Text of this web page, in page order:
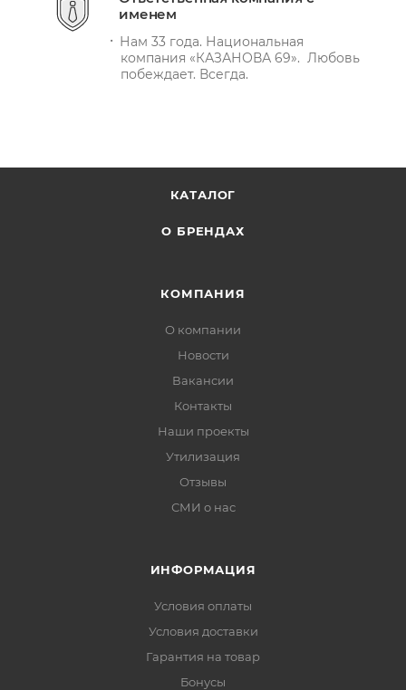
именем
Нам 33 года. Национальная
компания «КАЗАНОВА 69». Любовь
побеждает. Всегда.
КАТАЛОГ
О БРЕНДАХ
КОМПАНИЯ
О компании
Новости
Вакансии
Контакты
Наши проекты
Утилизация
Отзывы
СМИ о нас
ИНФОРМАЦИЯ
Условия оплаты
Условия доставки
Гарантия на товар
Бонусы